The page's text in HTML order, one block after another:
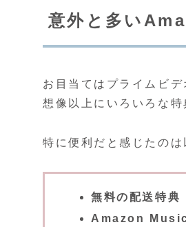
意外と多い
お目当てはプライムビ
想像以上にいろいろな特
特に便利だと感じたのは
無料の配送特典
Amazon